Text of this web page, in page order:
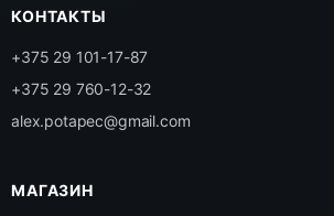
КОНТАКТЫ
+375 29 101-17-87
+375 29 760-12-32
alex.potapec@gmail.com
МАГАЗИН